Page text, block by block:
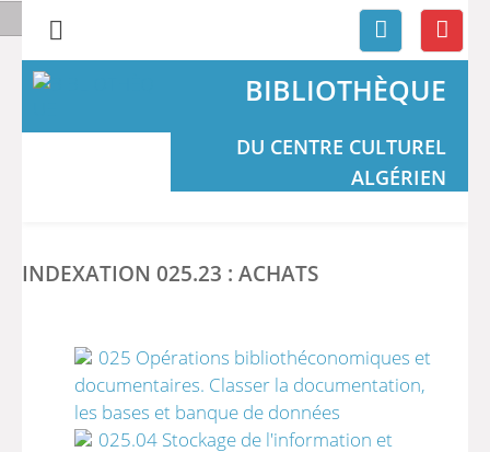
BIBLIOTHÈQUE
DU CENTRE CULTUREL
ALGÉRIEN
INDEXATION 025.23 : ACHATS
025 Opérations bibliothéconomiques et
documentaires. Classer la documentation,
les bases et banque de données
025.04 Stockage de l'information et